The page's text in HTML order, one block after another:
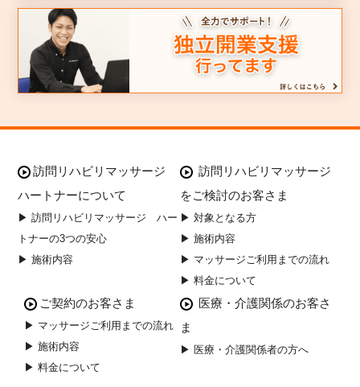
訪問リハビリマッサージ
ハートナーについて
▶ 訪問リハビリマッサージ ハー
トナーの3つの安心
▶ 施術内容
訪問リハビリマッサージ
をご検討のお客さま
▶ 対象となる方
▶ 施術内容
▶ マッサージご利用までの流れ
▶ 料金について
ご契約のお客さま
▶ マッサージご利用までの流れ
▶ 施術内容
▶ 料金について
医療・介護関係のお客さ
ま
▶ 医療・介護関係者の方へ